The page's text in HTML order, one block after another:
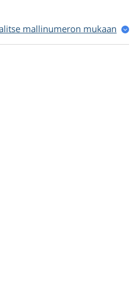
mallinumeron mukaan